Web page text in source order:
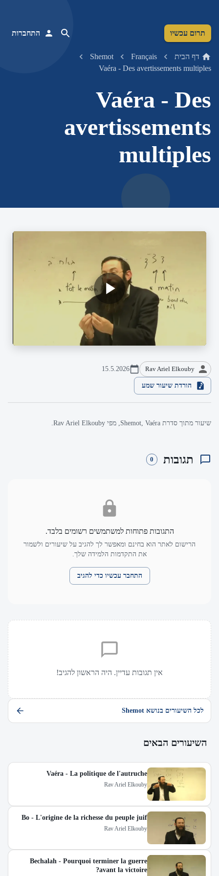
תרום עכשיו התחברות
דף הבית Français
Shemot
Vaéra - Des avertissements multiples
Vaéra - Des
avertissements
multiples
Rav Ariel Elkouby
15.5.2026
הורדת שיעור שמע
שיעור מתוך סדרת Shemot, Vaéra, מפי Rav Ariel Elkouby.
תגובות 0
התגובות פתוחות למשתמשים רשומים בלבד.
הרישום לאתר הוא בחינם ומאפשר לך להגיב על שיעורים ולשמור
את התקדמות הלמידה שלך.
התחבר עכשיו כדי להגיב
אין תגובות עדיין. היה הראשון להגיב!
לכל השיעורים בנושא Shemot
השיעורים הבאים
Vaéra - La politique de l'autruche
Rav Ariel Elkouby
Bo - L'origine de la richesse du peuple juif
Rav Ariel Elkouby
Bechalah - Pourquoi terminer la guerre
avant la victoire?